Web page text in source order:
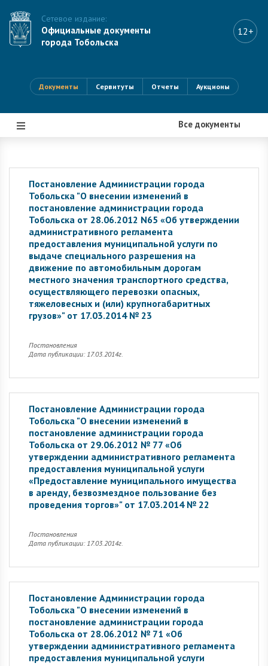
Сетевое издание:
Официальные документы
города Тобольска
12+
Документы Сервитуты Отчеты Аукционы
Все документы
|||
Постановление Администрации города
Тобольска "О внесении изменений в
постановление администрации города
Тобольска от 28.06.2012 N65 «Об утверждении
административного регламента
предоставления муниципальной услуги по
выдаче специального разрешения на
движение по автомобильным дорогам
местного значения транспортного средства,
осуществляющего перевозки опасных,
тяжеловесных и (или) крупногабаритных
грузов»" от 17.03.2014 № 23
Постановления
Дата публикации: 17.03.2014г.
Постановление Администрации города
Тобольска "О внесении изменений в
постановление администрации города
Тобольска от 29.06.2012 № 77 «Об
утверждении административного регламента
предоставления муниципальной услуги
«Предоставление муниципального имущества
в аренду, безвозмездное пользование без
проведения торгов»" от 17.03.2014 № 22
Постановления
Дата публикации: 17.03.2014г.
Постановление Администрации города
Тобольска "О внесении изменений в
постановление администрации города
Тобольска от 28.06.2012 № 71 «Об
утверждении административного регламента
предоставления муниципальной услуги